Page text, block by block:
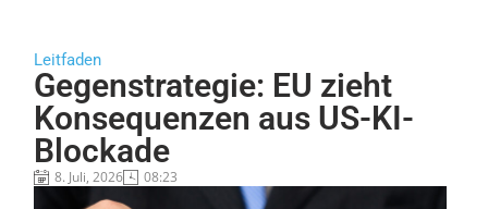
Leitfaden
Gegenstrategie: EU zieht
Konsequenzen aus US-KI-
Blockade
8. Juli, 2026 08:23